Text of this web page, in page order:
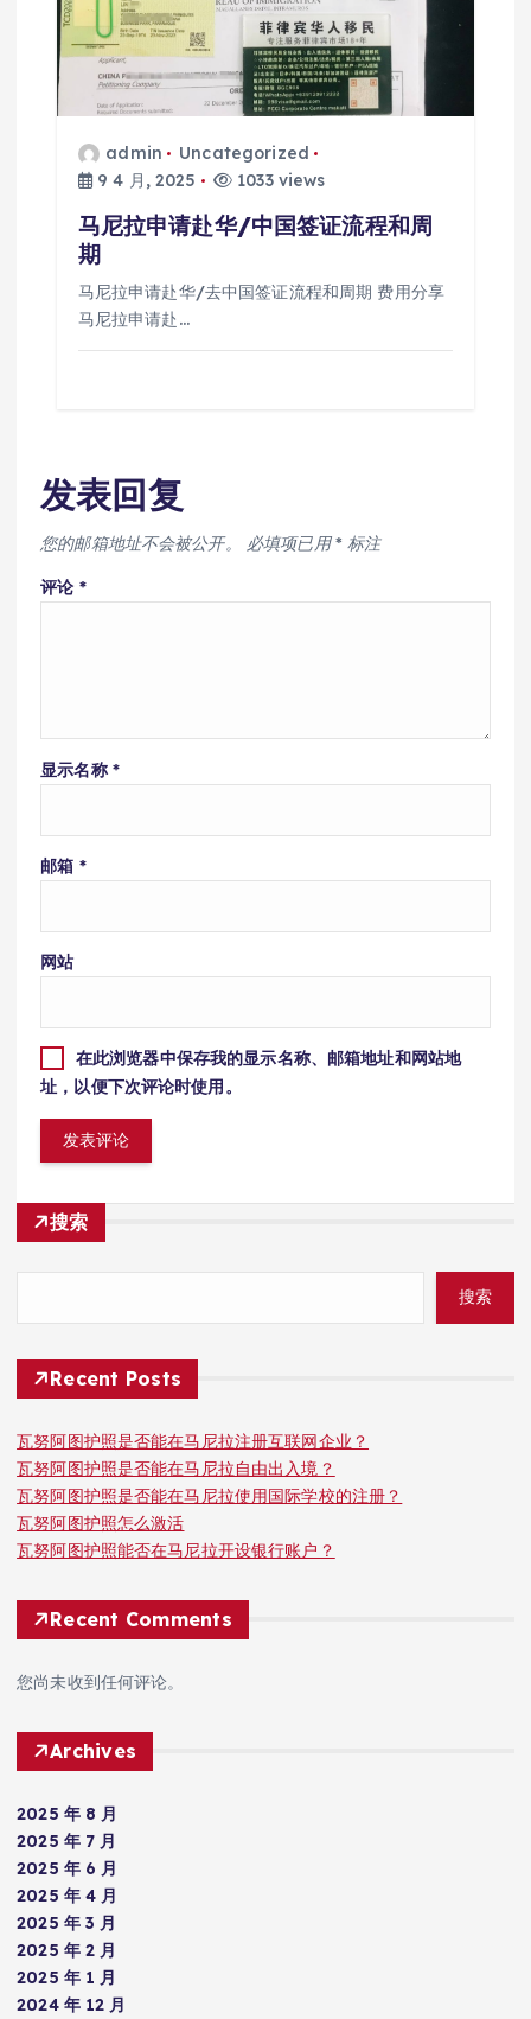
admin
Uncategorized
9 4 月, 2025
1033 views
马尼拉申请赴华/中国签证流程和周
期
马尼拉申请赴华/去中国签证流程和周期 费用分享
马尼拉申请赴…
发表回复
您的邮箱地址不会被公开。 必填项已用* 标注
评论 *
显示名称 *
邮箱 *
网站
在此浏览器中保存我的显示名称、邮箱地址和网站地
址，以便下次评论时使用。
搜索
搜索
Recent Posts
瓦努阿图护照是否能在马尼拉注册互联网企业？
瓦努阿图护照是否能在马尼拉自由出入境？
瓦努阿图护照是否能在马尼拉使用国际学校的注册？
瓦努阿图护照怎么激活
瓦努阿图护照能否在马尼拉开设银行账户？
Recent Comments
您尚未收到任何评论。
Archives
2025 年 8 月
2025 年 7 月
2025 年 6 月
2025 年 4 月
2025 年 3 月
2025 年 2 月
2025 年 1 月
2024 年 12 月